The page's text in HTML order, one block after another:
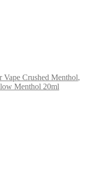
Vape Crushed Menthol,
Menthol 20ml